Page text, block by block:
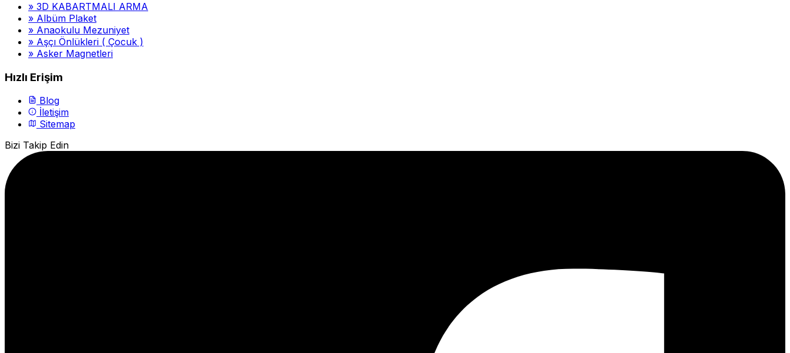
» 3D KABARTMALI ARMA
» Albüm Plaket
» Anaokulu Mezuniyet
» Aşçı Önlükleri ( Çocuk )
» Asker Magnetleri
Hızlı Erişim
Blog
İletişim
Sitemap
Bizi Takip Edin